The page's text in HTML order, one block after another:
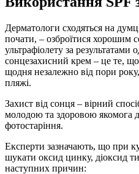
Дерматологи сходяться на
почати, – озброїтися хорошим
ультрафіолету за результатами
сонцезахисний крем – це те,
щодня незалежно від пори
пляжі.
Захист від сонця – вірний
молодою та здоровою якомога
фотостаріння.
Експерти зазначають, що при
шукати оксид цинку, діоксид
наступних причин: